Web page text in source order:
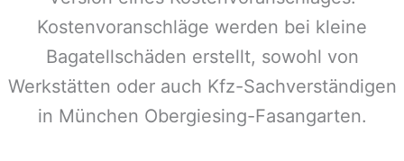
Kostenvoranschläge werden bei kleine
Bagatellschäden erstellt, sowohl von
Werkstätten oder auch Kfz-Sachverständigen
in München Obergiesing-Fasangarten.